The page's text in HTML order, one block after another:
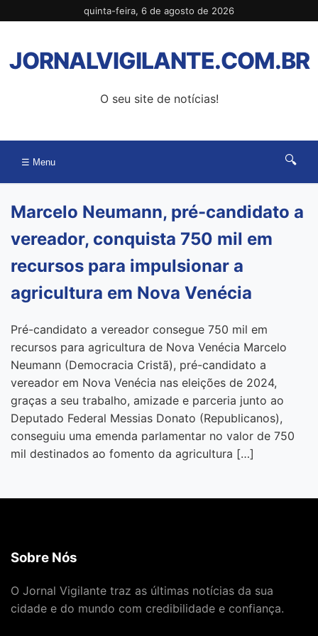
para
conteúdo
quinta-feira, 6 de agosto de 2026
JORNALVIGILANTE.COM.BR
O seu site de notícias!
☰ Menu 🔍
Marcelo Neumann, pré-candidato a
vereador, conquista 750 mil em
recursos para impulsionar a
agricultura em Nova Venécia
Pré-candidato a vereador consegue 750 mil em
recursos para agricultura de Nova Venécia Marcelo
Neumann (Democracia Cristã), pré-candidato a
vereador em Nova Venécia nas eleições de 2024,
graças a seu trabalho, amizade e parceria junto ao
Deputado Federal Messias Donato (Republicanos),
conseguiu uma emenda parlamentar no valor de 750
mil destinados ao fomento da agricultura […]
Sobre Nós
O Jornal Vigilante traz as últimas notícias da sua
cidade e do mundo com credibilidade e confiança.